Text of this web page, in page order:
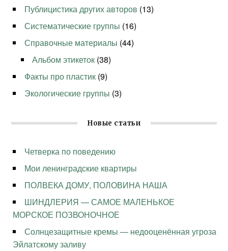
Публицистика других авторов (13)
Систематические группы (16)
Справочные материалы (44)
Альбом этикеток (38)
Факты про пластик (9)
Экологические группы (3)
Новые статьи
Четверка по поведению
Мои ленинградские квартиры
ПОЛВЕКА ДОМУ, ПОЛОВИНА НАША
ШИНДЛЕРИЯ — САМОЕ МАЛЕНЬКОЕ
МОРСКОЕ ПОЗВОНОЧНОЕ
Солнцезащитные кремы — недооценённая угроза
Эйлатскому заливу